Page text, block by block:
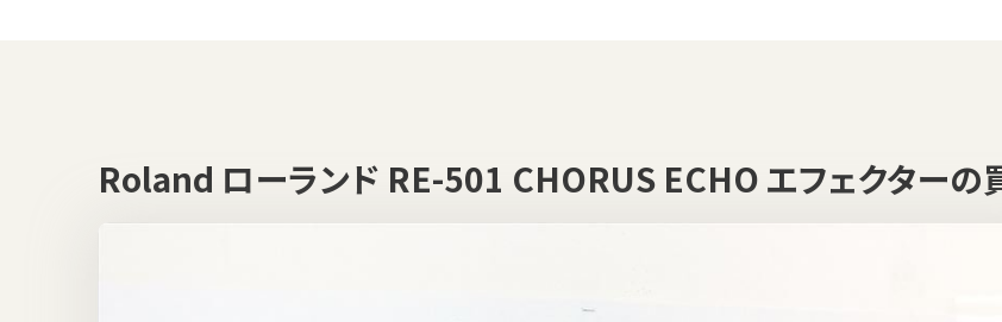
Roland ローランド RE-501 CHORUS ECHO エフェクターの